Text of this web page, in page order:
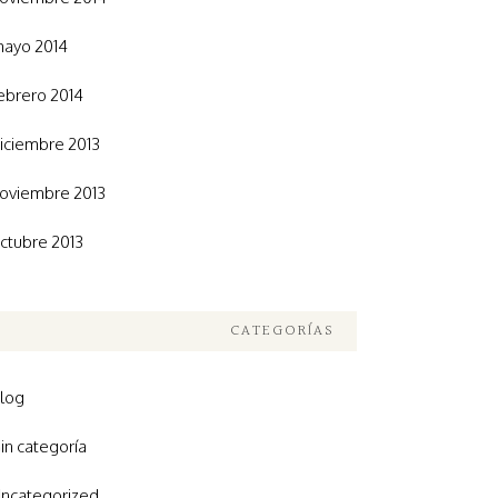
2014
2014
2013
2013
2013
CATEGORÍAS
categoría